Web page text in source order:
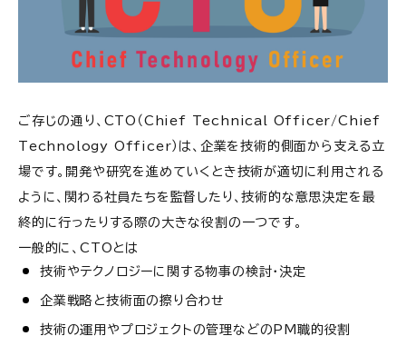
ご存じの通り、CTO（Chief Technical Officer/Chief
Technology Officer）は、企業を技術的側面から支える立
場です。開発や研究を進めていくとき技術が適切に利用される
ように、関わる社員たちを監督したり、技術的な意思決定を最
終的に行ったりする際の大きな役割の一つです。
一般的に、CTOとは
技術やテクノロジーに関する物事の検討・決定
企業戦略と技術面の擦り合わせ
技術の運用やプロジェクトの管理などのPM職的役割